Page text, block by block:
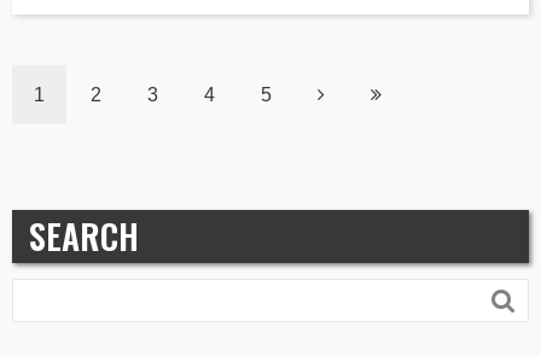
1 2 3 4 5
SEARCH
